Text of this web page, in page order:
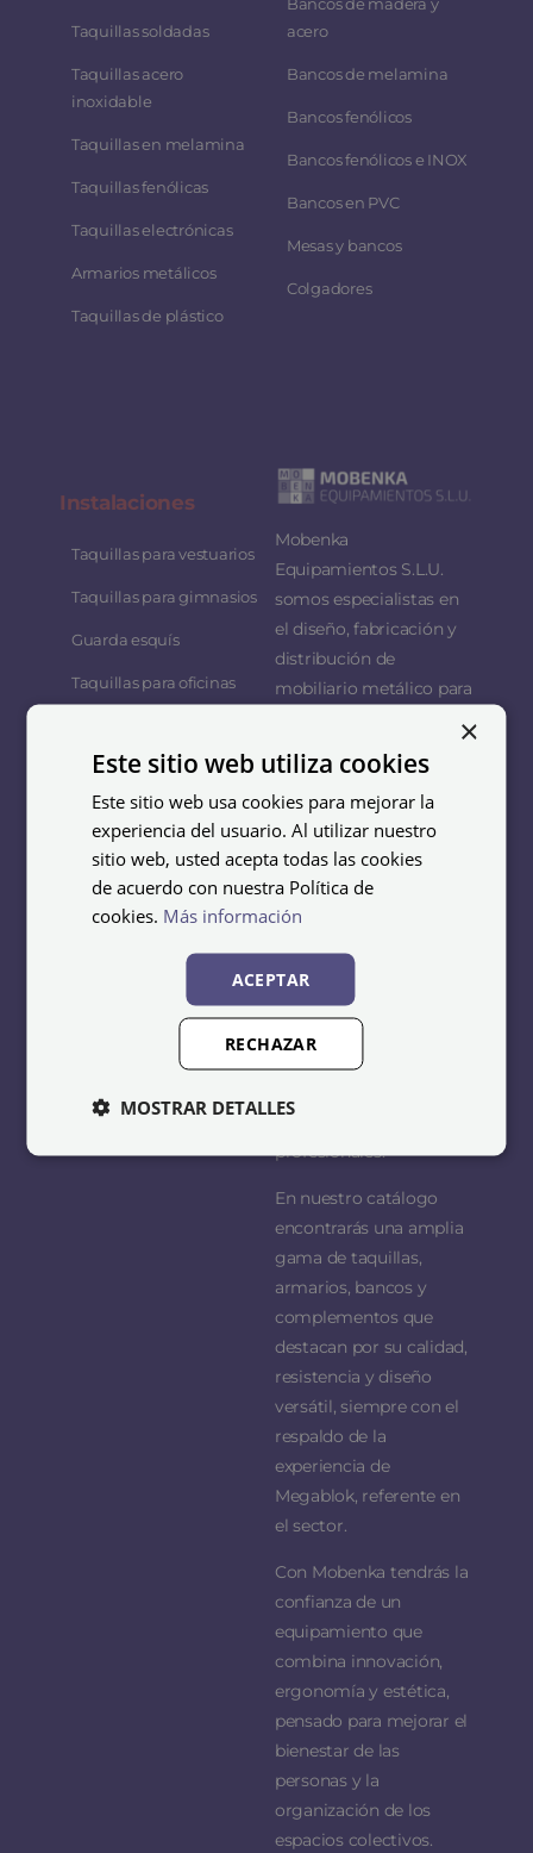
Taquillas soldadas
Taquillas acero
inoxidable
Taquillas en melamina
Taquillas fenólicas
Taquillas electrónicas
Armarios metálicos
Taquillas de plástico
acero
Bancos de melamina
Bancos fenólicos
Bancos fenólicos e INOX
Bancos en PVC
Mesas y bancos
Colgadores
Instalaciones
Taquillas para vestuarios
Taquillas para gimnasios
Guarda esquís
Taquillas para oficinas
Taquillas para
supermercado
Taquillas escolares
Lavandería y limpieza
Mobenka
Equipamientos S.L.U.
somos especialistas en
el diseño, fabricación y
distribución de
mobiliario metálico para
colectividades.
Nuestro objetivo es
ofrecer soluciones
funcionales y duraderas
que se adapten a las
cliente, equipando
vestuarios, oficinas,
gimnasios, hoteles,
industrias, centros
profesionales.
En nuestro catálogo
encontrarás una amplia
gama de taquillas,
armarios, bancos y
complementos que
destacan por su calidad,
resistencia y diseño
versátil, siempre con el
respaldo de la
experiencia de
Megablok, referente en
el sector.
Con Mobenka tendrás la
confianza de un
equipamiento que
combina innovación,
ergonomía y estética,
pensado para mejorar el
bienestar de las
personas y la
organización de los
espacios colectivos.
×
Este sitio web utiliza cookies
Este sitio web usa cookies para mejorar la
experiencia del usuario. Al utilizar nuestro
sitio web, usted acepta todas las cookies
de acuerdo con nuestra Política de
cookies. Más información
ACEPTAR
RECHAZAR
MOSTRAR DETALLES